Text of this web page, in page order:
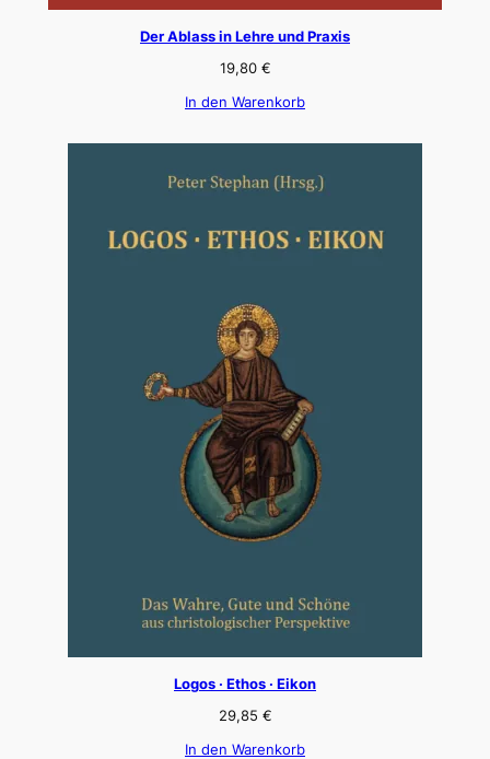
Der Ablass in Lehre und Praxis
19,80 €
In den Warenkorb
Logos · Ethos · Eikon
29,85 €
In den Warenkorb